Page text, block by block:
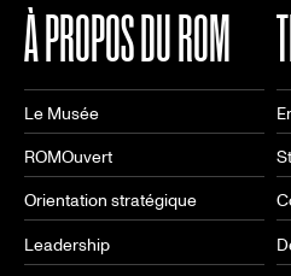
À PROPOS DU ROM
Le Musée
ROMOuvert
Orientation stratégique
Leadership